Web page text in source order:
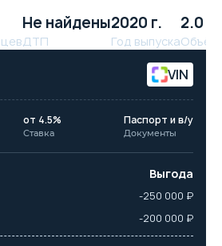
Не найдены
ДТП
2020 г.
Год выпуска
2.0 л.
Объём
VIN
от 4.5%
Ставка
Паспорт и в/у
Документы
Выгода
-250 000 ₽
-200 000 ₽